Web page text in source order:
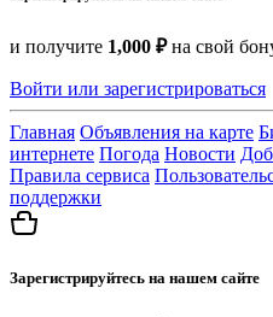
и получите 1,000 ₽на свой
Войти или зарегистрироваться
Главная Объявления на карте
интернете Погода Новости
Правила сервиса
поддержки
Зарегистрируйтесь на нашем сайте